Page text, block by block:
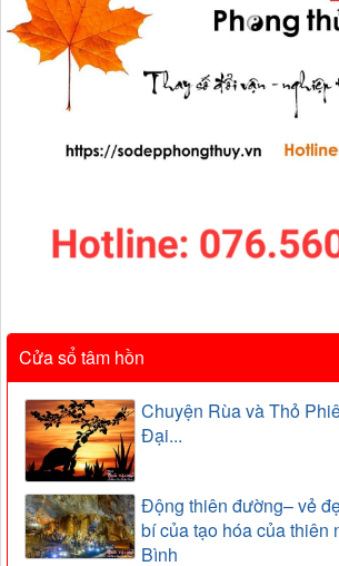
Cửa sổ tâm hồn
Chuyện Rùa và Thỏ
Đại...
Động thiên đường– vẻ
bí của tạo hóa của thiên
Bình